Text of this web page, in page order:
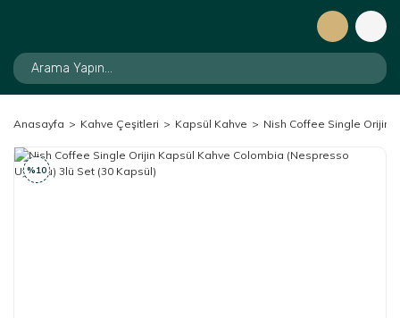
Anasayfa Kahve Çeşitleri Kapsül Kahve Nish Coffee Single Orijin
%10